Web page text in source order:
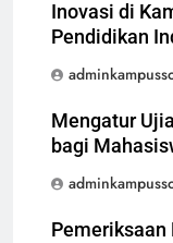
Inovasi di
Pendidikan
Mengatur
bagi